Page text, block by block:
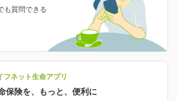
命の特長
が選ばれる理由がわかる！
聞きました！
える
える
込みの再開
況確認
加契約の申し込み など
種お手続き・サービス
ト
も質問できる
フネット生命アプリ
保険を、もっと、便利に